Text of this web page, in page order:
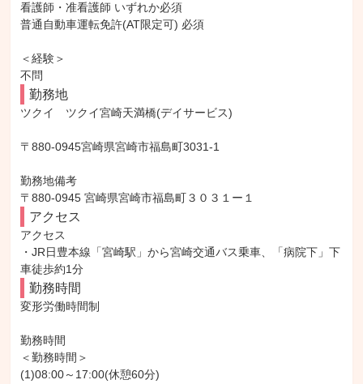
看護師・准看護師 いずれか必須
普通自動車運転免許(AT限定可) 必須
＜経験＞
不問
勤務地
ツクイ　ツクイ宮崎天満橋(デイサービス)
〒880-0945宮崎県宮崎市福島町3031-1
勤務地備考
〒880-0945 宮崎県宮崎市福島町３０３１ー１
アクセス
アクセス
・JR日豊本線「宮崎駅」から宮崎交通バス乗車、「病院下」下
車徒歩約1分
勤務時間
変形労働時間制
勤務時間
＜勤務時間＞
(1)08:00～17:00(休憩60分)